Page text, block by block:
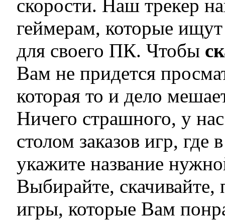
скорости. Наш трекер
геймерам, которые
для своего ПК. Чтобы
Вам не придется
которая то и дело
Ничего страшного, у
столом заказов игр, где
укажите название
Выбирайте,
игры, которые Вам